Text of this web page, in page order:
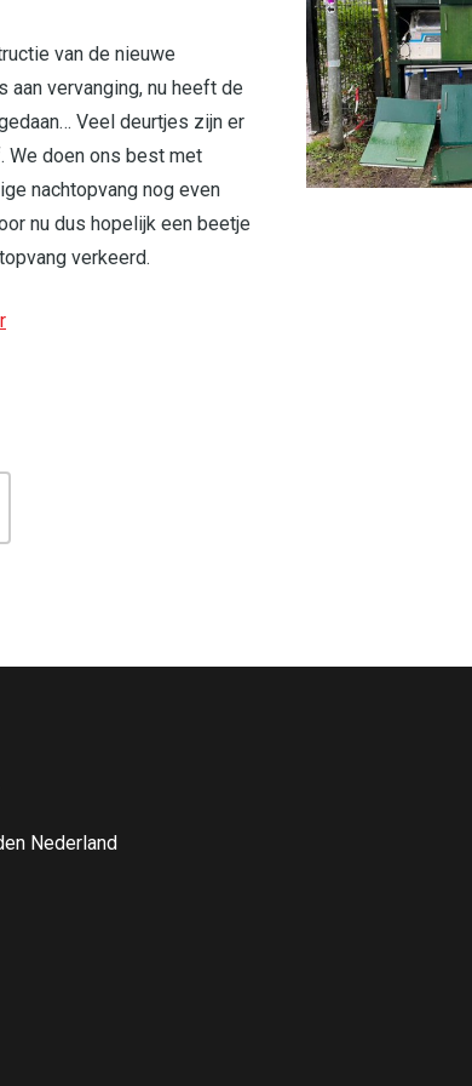
van de nieuwe
aan vervanging, nu heeft de
Veel deurtjes zijn er
We doen ons best met
nachtopvang nog even
nu dus hopelijk een beetje
verkeerd.
Nederland